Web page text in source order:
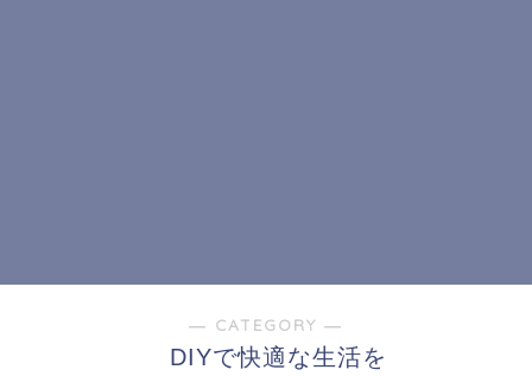
― CATEGORY ―
DIYで快適な生活を